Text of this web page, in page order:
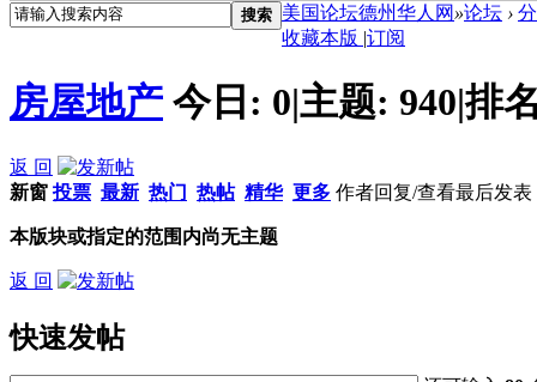
搜索 美国论坛德州华人网 »论坛 ›
收藏本版 |订阅
房屋地产 今日: 0|主题: 940|排
返 回
新窗 投票 最新 热门 热帖 精华 更多 作者回复/查看最后发表
本版块或指定的范围内尚无主题
返 回
快速发帖